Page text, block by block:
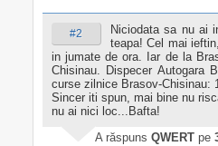
#2
Niciodata sa nu ai
teapa! Cel mai
in jumate de ora. Iar de la
Chisinau. Dispecer Autogara
curse zilnice Brasov-Chisinau:
Sincer iti spun, mai bine nu
nu ai nici loc...Bafta!
A răspuns QWERT pe